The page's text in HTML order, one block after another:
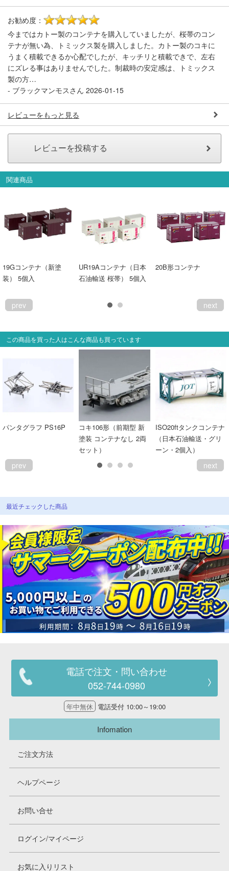
レビューについて
© 2026 Mid Japan, Inc.
お勧め度：
今まではカトー製のコンテナを購入していましたが、桜帯のコン
テナが無い為、トミックス製を購入しました。カトー製のコキに
うまく積載できるか心配でしたが、キッチリと積載できで、左右
にズレる事はありませんでした。制裁時の安定感は、トミックス
製の方…
- ブラックマンモスさん 2026-01-15
レビューをもっと見る
関連商品
19Gコンテナ（新塗
装） 5個入
UR19Aコンテナ（日本
石油輸送 桜帯） 5個入
20B形コンテナ
prev next
この商品を買った人はこんな商品も買っています
パンタグラフ PS16P
コキ106形（前期型 新
塗装 コンテナなし 2両
セット）
ISO20ftタンクコンテナ
（日本石油輸送・グリ
ーン・2個入）
prev next
最近チェックした商品
電話で注文・問い合わせ
052-744-0980
年中無休 電話受付 10:00～19:00
Infomation
ご注文方法
ヘルプページ
お問い合せ
ログイン/マイページ
お気に入りリスト